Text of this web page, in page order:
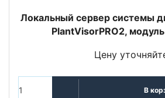
Локальный сервер системы
PlantVisorPRO2,
Цену
В